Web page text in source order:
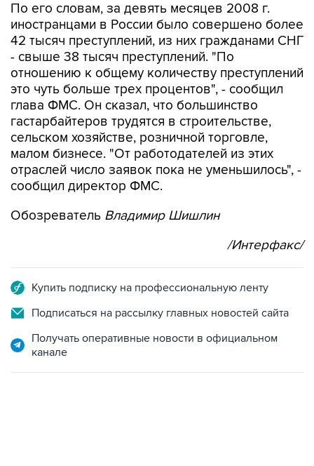
По его словам, за девять месяцев 2008 г.
иностранцами в России было совершено более
42 тысяч преступлений, из них гражданами СНГ
- свыше 38 тысяч преступлений. "По
отношению к общему количеству преступлений
это чуть больше трех процентов", - сообщил
глава ФМС. Он сказал, что большинство
гастарбайтеров трудятся в строительстве,
сельском хозяйстве, розничной торговле,
малом бизнесе. "От работодателей из этих
отраслей число заявок пока не уменьшилось", -
сообщил директор ФМС.
Обозреватель Владимир Шишлин
/Интерфакс/
Купить подписку на профессиональную ленту
Подписаться на рассылку главных новостей сайта
Получать оперативные новости в официальном
канале